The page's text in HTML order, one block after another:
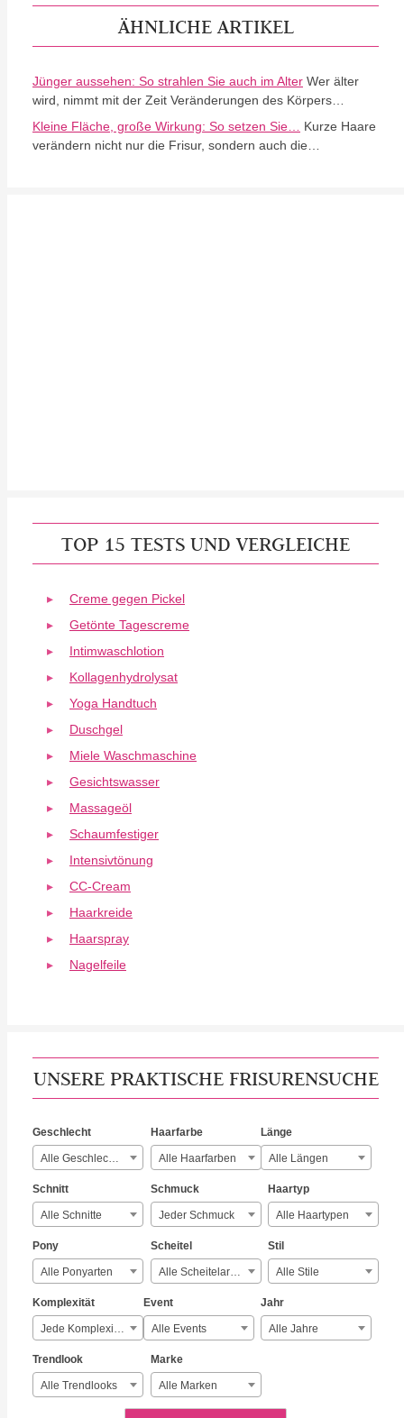
ÄHNLICHE ARTIKEL
Jünger aussehen: So strahlen Sie auch im Alter Wer älter
wird, nimmt mit der Zeit Veränderungen des Körpers…
Kleine Fläche, große Wirkung: So setzen Sie…
Kurze Haare
verändern nicht nur die Frisur, sondern auch die…
TOP 15 TESTS UND VERGLEICHE
Creme gegen Pickel
Getönte Tagescreme
Intimwaschlotion
Kollagenhydrolysat
Yoga Handtuch
Duschgel
Miele Waschmaschine
Gesichtswasser
Massageöl
Schaumfestiger
Intensivtönung
CC-Cream
Haarkreide
Haarspray
Nagelfeile
UNSERE PRAKTISCHE FRISURENSUCHE
Geschlecht
Alle Geschlechter
Haarfarbe
Alle Haarfarben
Länge
Alle Längen
Schnitt
Alle Schnitte
Schmuck
Jeder Schmuck
Haartyp
Alle Haartypen
Pony
Alle Ponyarten
Scheitel
Alle Scheitelarten
Stil
Alle Stile
Komplexität
Jede Komplexität
Event
Alle Events
Jahr
Alle Jahre
Trendlook
Alle Trendlooks
Marke
Alle Marken